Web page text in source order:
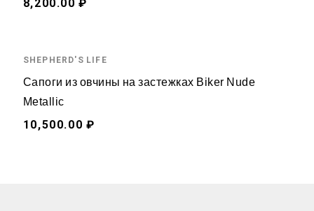
8,200.00 ₽
SHEPHERD'S LIFE
Сапоги из овчины на застежках Biker Nude
Metallic
10,500.00 ₽